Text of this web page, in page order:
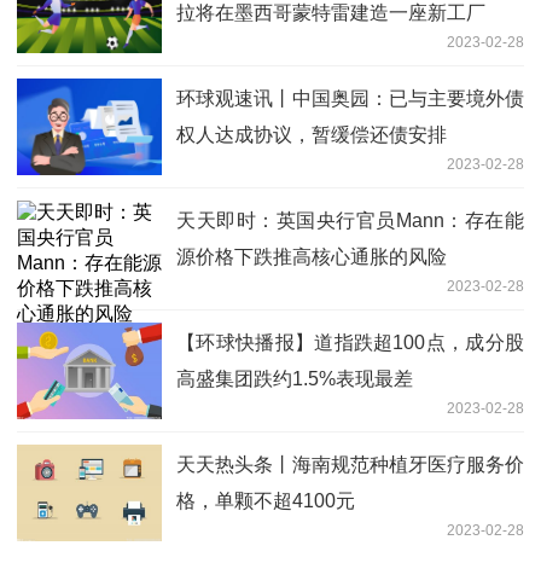
拉将在墨西哥蒙特雷建造一座新工厂
2023-02-28
环球观速讯丨中国奥园：已与主要境外债
权人达成协议，暂缓偿还债安排
2023-02-28
天天即时：英国央行官员Mann：存在能
源价格下跌推高核心通胀的风险
2023-02-28
【环球快播报】道指跌超100点，成分股
高盛集团跌约1.5%表现最差
2023-02-28
天天热头条丨海南规范种植牙医疗服务价
格，单颗不超4100元
2023-02-28